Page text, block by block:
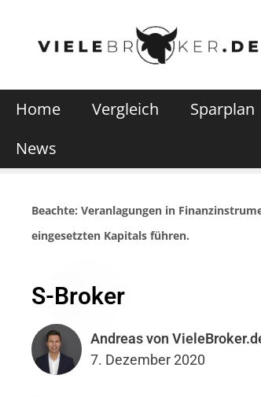
Home Vergleich Sparplan
News
Beachte: Veranlagungen in
eingesetzten Kapitals führen.
S-Broker
Andreas von
7. Dezember 2020